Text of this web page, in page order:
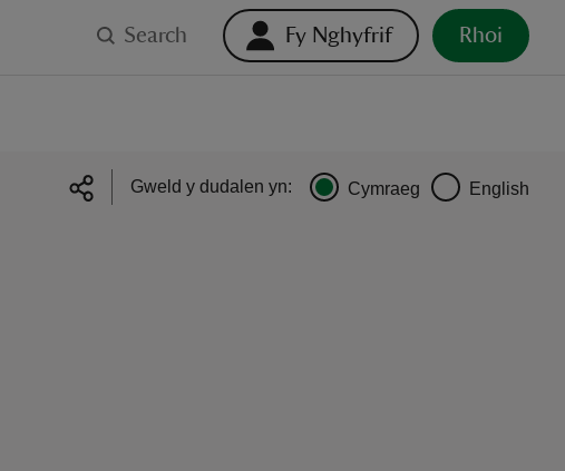
Search Fy Nghyfrif Rhoi
Gweld y dudalen yn: Cymraeg English